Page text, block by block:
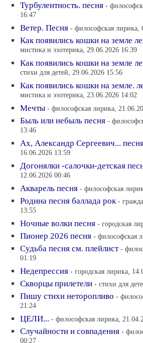
Турбулентность. песня -
16:47
Ветер. Песня - философская лирика,
Как появились кошки на земле
мистика и эзотерика, 29.06.2026 16:39
Как появились кошки на земле
стихи для детей, 29.06.2026 15:56
Как появились кошки на земле.
мистика и эзотерика, 23.06.2026 14:02
Мечты - философская лирика,
Быль или небыль песня -
13:46
Ах, Александр Сергеевич...
16.06.2026 13:59
Догонялки -салочки-детская
12.06.2026 00:46
Акварель песня - философская
Родина песня баллада рок -
13:55
Ночные волки песня - городская
Пионер 2026 песня - философская
Судьба песня см. плейлист -
01:19
Недепрессия - городская лирика,
Скворцы прилетели - стихи для
Пишу стихи неторопливо -
21:24
ЦЕЛИ... - философская лирика,
Случайности и совпадения -